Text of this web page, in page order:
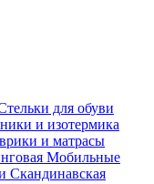
для обуви
и изотермика
и матрасы
Мобильные
Скандинавская